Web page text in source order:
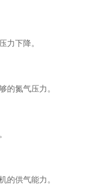
下降。
氮气压力。
供气能力。